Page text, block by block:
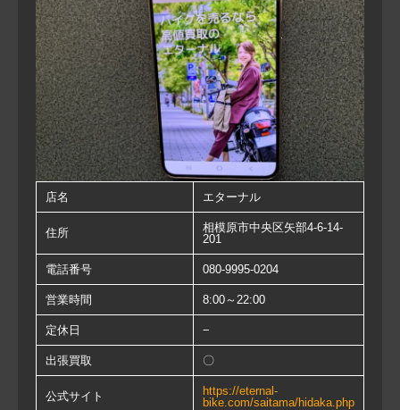
店名 エターナル
住所
相模原市中央区矢部4-6-14-
201
電話番号 080-9995-0204
営業時間 8:00～22:00
定休日 −
出張買取 〇
公式サイト
https://eternal-
bike.com/saitama/hidaka.php